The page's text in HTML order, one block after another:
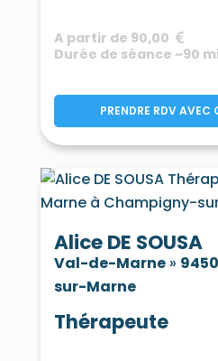
A partir de 90,00
Durée de séance ~90
PRENDRE RDV AVEC
Alice DE SOUSA
Val-de-Marne»
sur-Marne
Thérapeute